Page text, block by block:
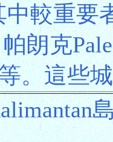
較重要
朗克
。這些